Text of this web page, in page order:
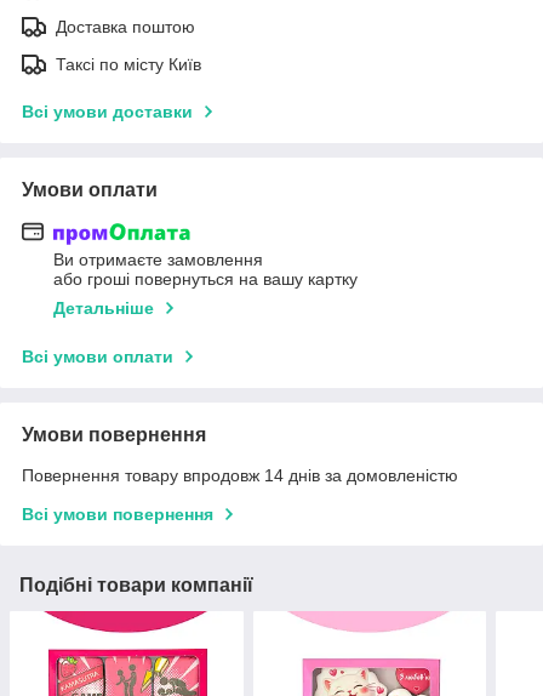
Доставка поштою
Таксі по місту Київ
Всі умови доставки
Умови оплати
Ви отримаєте замовлення
або гроші повернуться на вашу картку
Детальніше
Всі умови оплати
Умови повернення
Повернення товару впродовж 14 днів за домовленістю
Всі умови повернення
Подібні товари компанії